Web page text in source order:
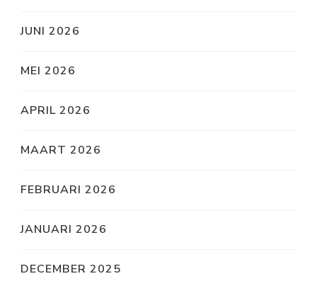
JUNI 2026
MEI 2026
APRIL 2026
MAART 2026
FEBRUARI 2026
JANUARI 2026
DECEMBER 2025